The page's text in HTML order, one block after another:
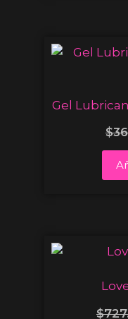
Gel
$
$